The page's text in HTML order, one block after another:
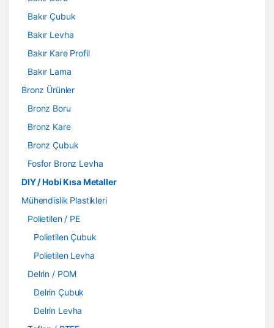
Bakır Çubuk
Bakır Levha
Bakır Kare Profil
Bakır Lama
Bronz Ürünler
Bronz Boru
Bronz Kare
Bronz Çubuk
Fosfor Bronz Levha
DIY / Hobi Kısa Metaller
Mühendislik Plastikleri
Polietilen / PE
Polietilen Çubuk
Polietilen Levha
Delrin / POM
Delrin Çubuk
Delrin Levha